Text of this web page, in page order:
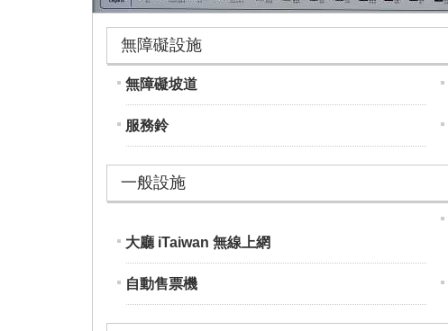
無障礙設施
無障礙坡道
服務鈴
一般設施
大廳 iTaiwan 無線上網
自動售票機